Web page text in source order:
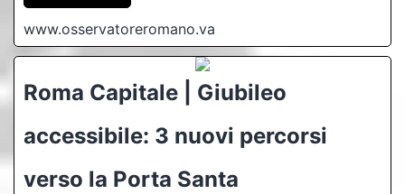
www.osservatoreromano.va
Roma Capitale | Giubileo
accessibile: 3 nuovi percorsi
verso la Porta Santa